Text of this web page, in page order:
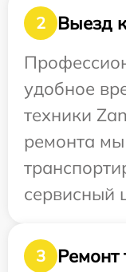
2
Выезд
удобное
техники
ремонта
сервисный
3 Ремонт